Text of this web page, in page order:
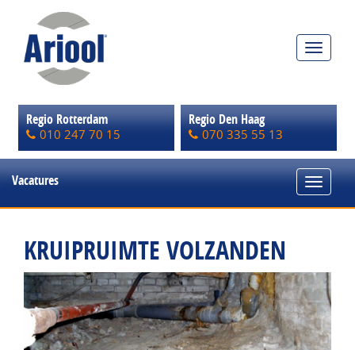
Toggle
Regio Rotterdam
010 247 70 15
Regio Den Haag
070 335 55 13
Vacatures
Toggle
KRUIPRUIMTE VOLZANDEN